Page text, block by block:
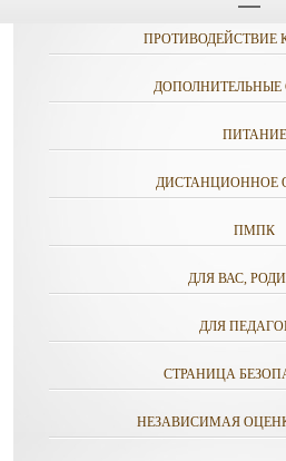
ПРОТИВОДЕЙСТВИЕ
ДОПОЛНИТЕЛЬНЫЕ
ПИТАНИЕ
ДИСТАНЦИОННОЕ
ПМПК
ДЛЯ ВАС,
ДЛЯ
СТРАНИЦА
НЕЗАВИСИМАЯ